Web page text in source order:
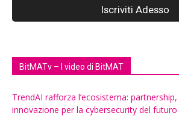
BitMATv – I video di BitMAT
TrendAI rafforza l’ecosistema:
innovazione per la cybersecurity del futuro